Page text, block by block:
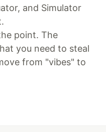
and Simulator
point. The
you need to steal
from "vibes" to